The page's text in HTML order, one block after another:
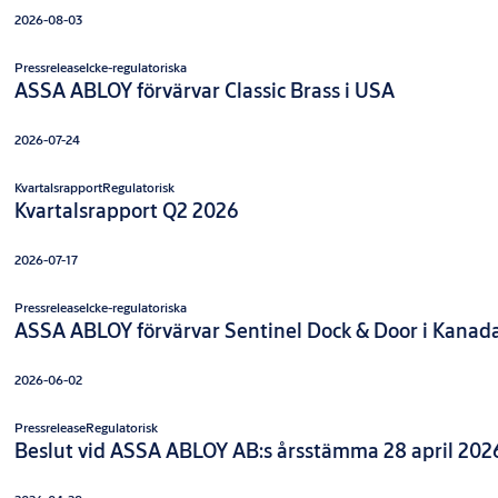
2026-08-03
PressreleaseIcke-regulatoriska
ASSA ABLOY förvärvar Classic Brass i USA
2026-07-24
KvartalsrapportRegulatorisk
Kvartalsrapport Q2 2026
2026-07-17
PressreleaseIcke-regulatoriska
ASSA ABLOY förvärvar Sentinel Dock & Door i
2026-06-02
PressreleaseRegulatorisk
Beslut vid ASSA ABLOY AB:s årsstämma 28 april